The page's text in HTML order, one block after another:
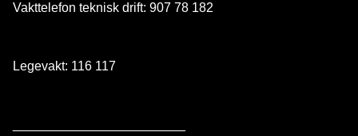
Vakttelefon teknisk drift: 907 78 182
Legevakt: 116 117